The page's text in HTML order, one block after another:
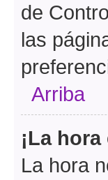
de
las
Arriba
¡La
La hora